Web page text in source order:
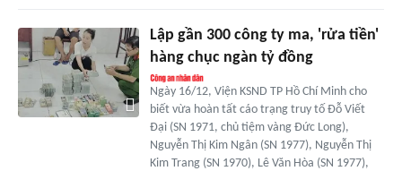
Lập gần 300 công ty ma, 'rửa tiền'
hàng chục ngàn tỷ đồng
Ngày 16/12, Viện KSND TP Hồ Chí Minh cho
biết vừa hoàn tất cáo trạng truy tố Đỗ Viết
Đại (SN 1971, chủ tiệm vàng Đức Long),
Nguyễn Thị Kim Ngân (SN 1977), Nguyễn Thị
Kim Trang (SN 1970), Lê Văn Hòa (SN 1977),